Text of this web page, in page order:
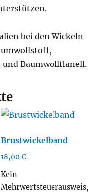
bei den Wickeln
Baumwollflanell.
Brustwickelband
18,00 €
Kein
Mehrwertsteuerausweis,